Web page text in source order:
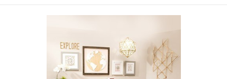
HOME
KITS & COUPONS